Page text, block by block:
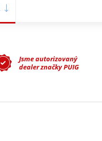
Jsme autorizovaný
dealer značky PUIG